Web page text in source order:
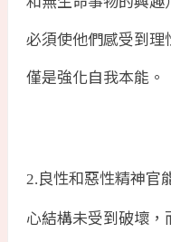
必須使他們感受到
僅是強化自我本能。
2. 良性和惡性精神官
心結構未受到破壞